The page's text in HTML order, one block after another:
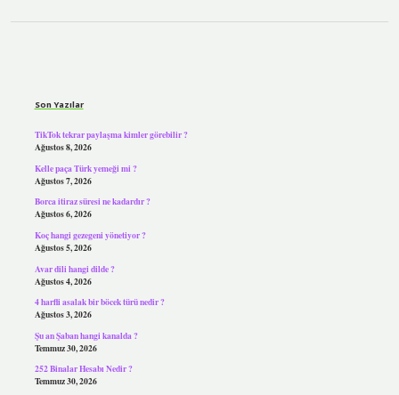
Son Yazılar
TikTok tekrar paylaşma kimler görebilir ?
Ağustos 8, 2026
Kelle paça Türk yemeği mi ?
Ağustos 7, 2026
Borca itiraz süresi ne kadardır ?
Ağustos 6, 2026
Koç hangi gezegeni yönetiyor ?
Ağustos 5, 2026
Avar dili hangi dilde ?
Ağustos 4, 2026
4 harfli asalak bir böcek türü nedir ?
Ağustos 3, 2026
Şu an Şaban hangi kanalda ?
Temmuz 30, 2026
252 Binalar Hesabı Nedir ?
Temmuz 30, 2026